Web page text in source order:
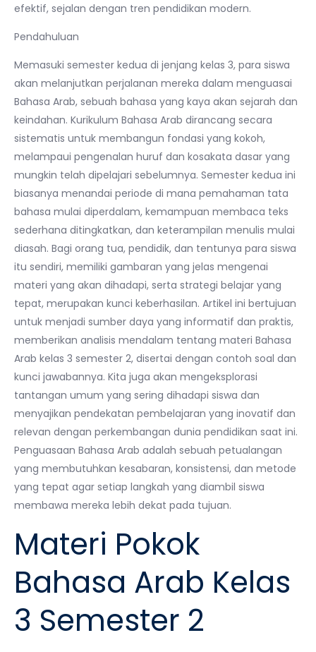
efektif, sejalan dengan tren pendidikan modern.
Pendahuluan
Memasuki semester kedua di jenjang kelas 3, para siswa
akan melanjutkan perjalanan mereka dalam menguasai
Bahasa Arab, sebuah bahasa yang kaya akan sejarah dan
keindahan. Kurikulum Bahasa Arab dirancang secara
sistematis untuk membangun fondasi yang kokoh,
melampaui pengenalan huruf dan kosakata dasar yang
mungkin telah dipelajari sebelumnya. Semester kedua ini
biasanya menandai periode di mana pemahaman tata
bahasa mulai diperdalam, kemampuan membaca teks
sederhana ditingkatkan, dan keterampilan menulis mulai
diasah. Bagi orang tua, pendidik, dan tentunya para siswa
itu sendiri, memiliki gambaran yang jelas mengenai
materi yang akan dihadapi, serta strategi belajar yang
tepat, merupakan kunci keberhasilan. Artikel ini bertujuan
untuk menjadi sumber daya yang informatif dan praktis,
memberikan analisis mendalam tentang materi Bahasa
Arab kelas 3 semester 2, disertai dengan contoh soal dan
kunci jawabannya. Kita juga akan mengeksplorasi
tantangan umum yang sering dihadapi siswa dan
menyajikan pendekatan pembelajaran yang inovatif dan
relevan dengan perkembangan dunia pendidikan saat ini.
Penguasaan Bahasa Arab adalah sebuah petualangan
yang membutuhkan kesabaran, konsistensi, dan metode
yang tepat agar setiap langkah yang diambil siswa
membawa mereka lebih dekat pada tujuan.
Materi Pokok
Bahasa Arab Kelas
3 Semester 2